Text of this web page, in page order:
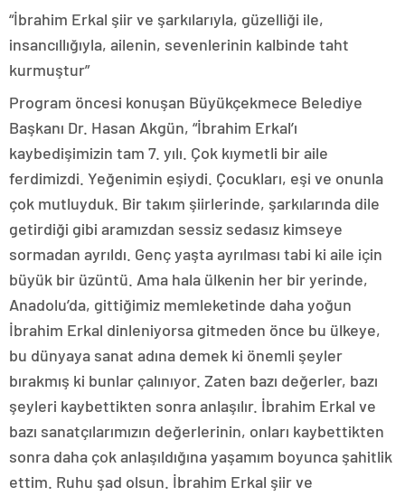
“İbrahim Erkal şiir ve şarkılarıyla, güzelliği ile,
insancıllığıyla, ailenin, sevenlerinin kalbinde taht
kurmuştur”
Program öncesi konuşan Büyükçekmece Belediye
Başkanı Dr. Hasan Akgün, “İbrahim Erkal’ı
kaybedişimizin tam 7. yılı. Çok kıymetli bir aile
ferdimizdi. Yeğenimin eşiydi. Çocukları, eşi ve onunla
çok mutluyduk. Bir takım şiirlerinde, şarkılarında dile
getirdiği gibi aramızdan sessiz sedasız kimseye
sormadan ayrıldı. Genç yaşta ayrılması tabi ki aile için
büyük bir üzüntü. Ama hala ülkenin her bir yerinde,
Anadolu’da, gittiğimiz memleketinde daha yoğun
İbrahim Erkal dinleniyorsa gitmeden önce bu ülkeye,
bu dünyaya sanat adına demek ki önemli şeyler
bırakmış ki bunlar çalınıyor. Zaten bazı değerler, bazı
şeyleri kaybettikten sonra anlaşılır. İbrahim Erkal ve
bazı sanatçılarımızın değerlerinin, onları kaybettikten
sonra daha çok anlaşıldığına yaşamım boyunca şahitlik
ettim. Ruhu şad olsun. İbrahim Erkal şiir ve